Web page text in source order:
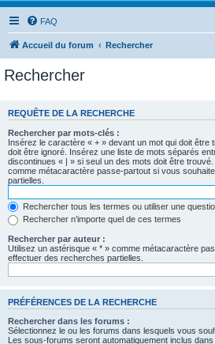
FAQ
Accueil du forum Rechercher
Rechercher
REQUÊTE DE LA RECHERCHE
Rechercher par mots-clés :
Insérez le caractère « + » devant un mot qui doit être
doit être ignoré. Insérez une liste de mots séparés
discontinues « | » si seul un des mots doit être
comme métacaractère passe-partout si vous
partielles.
Rechercher tous les termes ou utiliser une
Rechercher n’importe quel de ces termes
Rechercher par auteur :
Utilisez un astérisque « * » comme métacaractère
effectuer des recherches partielles.
PRÉFÉRENCES DE LA RECHERCHE
Rechercher dans les forums :
Sélectionnez le ou les forums dans lesquels vous
Les sous-forums seront automatiquement inclus